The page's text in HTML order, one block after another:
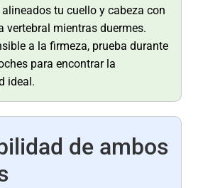
tu cuello y cabeza con
vertebral mientras duermes.
a la firmeza, prueba durante
para encontrar la
ideal.
de ambos